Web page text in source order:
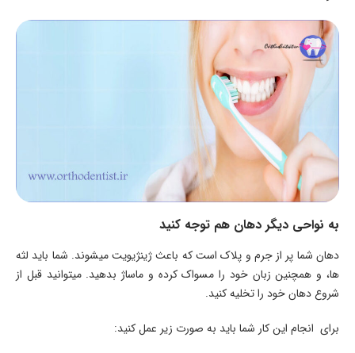
به نواحی دیگر دهان هم توجه کنید
دهان شما پر از جرم و پلاک است که باعث ژینژیویت می­شوند. شما باید لثه­‌
ها، و همچنین زبان خود را مسواک کرده و ماساژ بدهید. می­توانید قبل از
شروع دهان خود را تخلیه کنید.
برای انجام این کار شما باید به صورت زیر عمل کنید: